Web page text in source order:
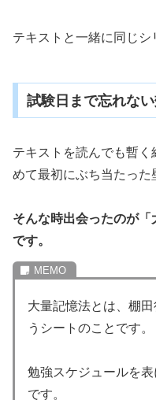
テキストと一緒に同じシ
試験日まで忘れな
テキストを読んでも暫
めて最初にぶち当たった
そんな時出会ったのが
です。
大量記憶法とは、棚
うシートのことです。
勉強スケジュールを
です。